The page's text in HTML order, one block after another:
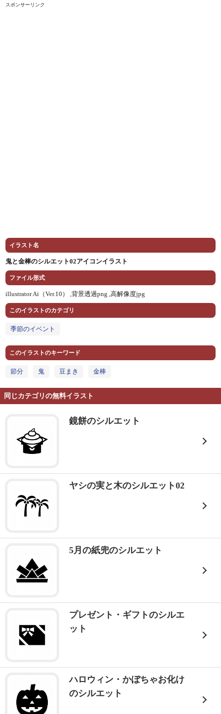
スポンサーリンク
イラスト名
鬼と金棒のシルエット02アイコンイラスト
ファイル形式
illustrator Ai（Ver.10） ,背景透過png ,高解像度jpg
このイラストのカテゴリ
季節のイベント
このイラストのキーワード
節分 鬼 豆まき 金棒
同じカテゴリの無料イラスト
鏡餅のシルエット
ヤシの実と木のシルエット02
5月の紙兜のシルエット
プレゼント・ギフトのシルエ
ット
ハロウィン・かぼちゃお化け
のシルエット